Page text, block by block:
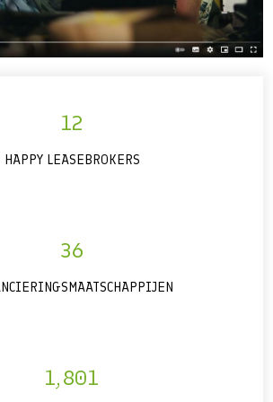
12
HAPPY LEASEBROKERS
36
1,801